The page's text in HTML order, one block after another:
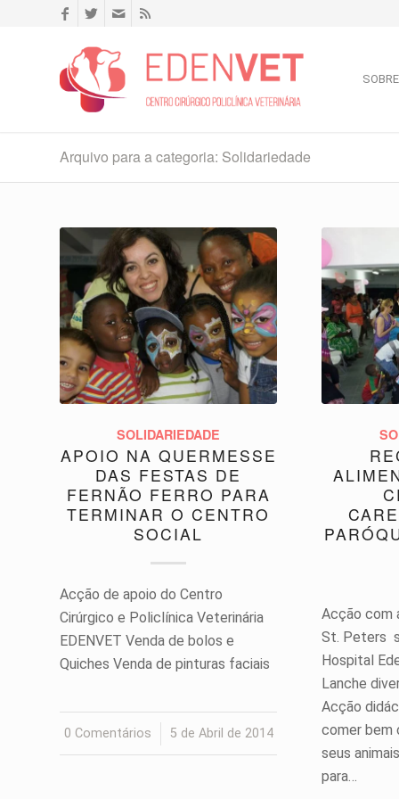
Arquivo para a categoria: Solidariedade
SOLIDARIEDADE
APOIO NA QUERMESSE
DAS FESTAS DE
FERNÃO FERRO PARA
TERMINAR O CENTRO
SOCIAL
Acção de apoio do Centro
Cirúrgico e Policlínica Veterinária
EDENVET Venda de bolos e
Quiches Venda de pinturas faciais
0 Comentários
/ 5 de Abril de 2014
Acção com
St. Peters
Hospital
Lanche
Acção
comer bem
seus
para…